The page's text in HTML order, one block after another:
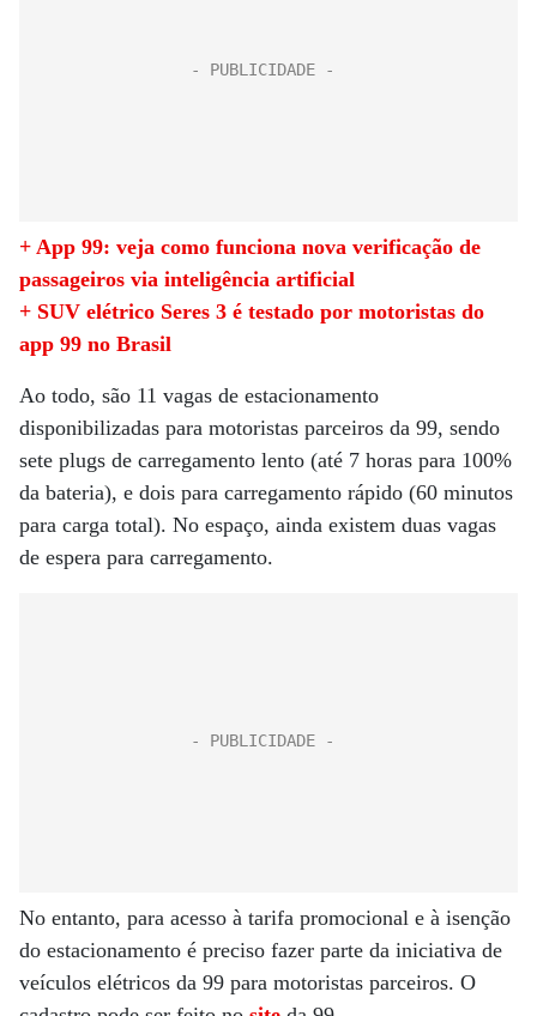
+ App 99: veja como funciona nova verificação de
passageiros via inteligência artificial
+ SUV elétrico Seres 3 é testado por motoristas do
app 99 no Brasil
Ao todo, são 11 vagas de estacionamento
disponibilizadas para motoristas parceiros da 99, sendo
sete plugs de carregamento lento (até 7 horas para 100%
da bateria), e dois para carregamento rápido (60 minutos
para carga total). No espaço, ainda existem duas vagas
de espera para carregamento.
No entanto, para acesso à tarifa promocional e à isenção
do estacionamento é preciso fazer parte da iniciativa de
veículos elétricos da 99 para motoristas parceiros. O